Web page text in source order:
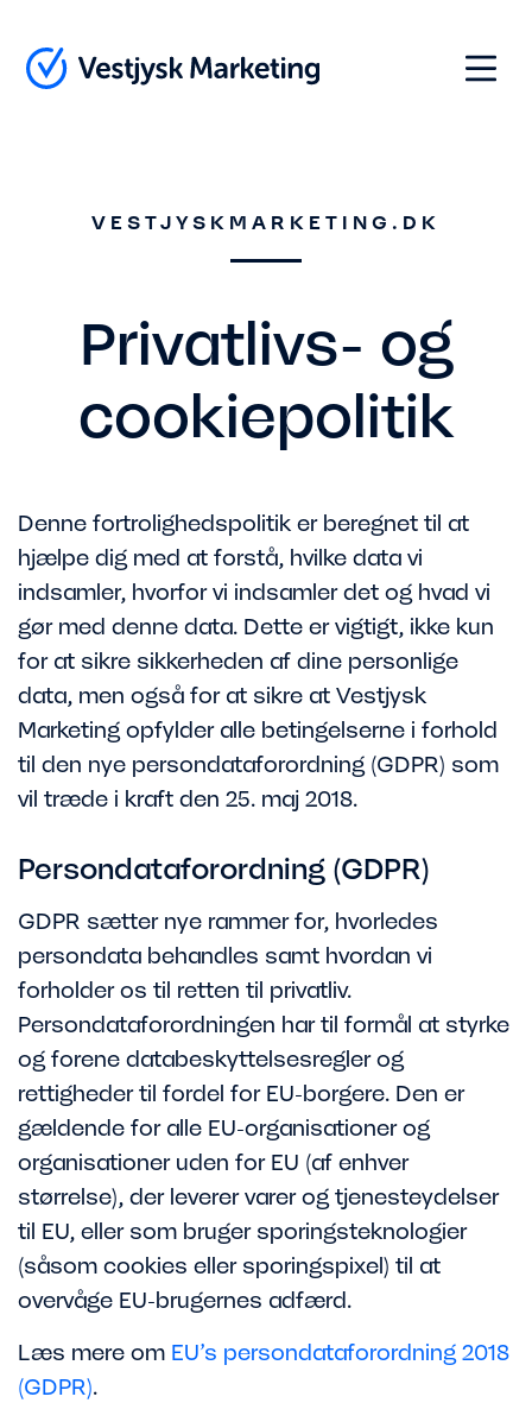
VESTJYSKMARKETING.DK
Privatlivs- og
cookiepolitik
Denne fortrolighedspolitik er beregnet til at
hjælpe dig med at forstå, hvilke data vi
indsamler, hvorfor vi indsamler det og hvad vi
gør med denne data. Dette er vigtigt, ikke kun
for at sikre sikkerheden af dine personlige
data, men også for at sikre at Vestjysk
Marketing opfylder alle betingelserne i forhold
til den nye persondataforordning (GDPR) som
vil træde i kraft den 25. maj 2018.
Persondataforordning (GDPR)
GDPR sætter nye rammer for, hvorledes
persondata behandles samt hvordan vi
forholder os til retten til privatliv.
Persondataforordningen har til formål at styrke
og forene databeskyttelsesregler og
rettigheder til fordel for EU-borgere. Den er
gældende for alle EU-organisationer og
organisationer uden for EU (af enhver
størrelse), der leverer varer og tjenesteydelser
til EU, eller som bruger sporingsteknologier
(såsom cookies eller sporingspixel) til at
overvåge EU-brugernes adfærd.
Læs mere om EU’s persondataforordning 2018
(GDPR).